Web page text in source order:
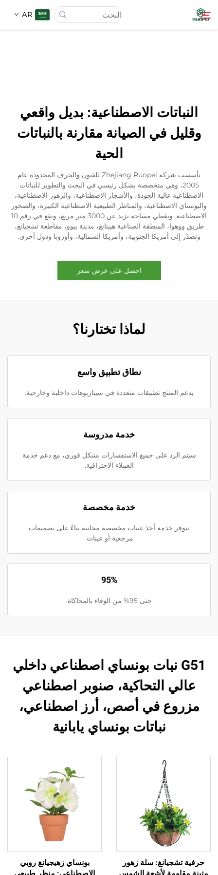
AR
تنزيل
الاتصال
النباتات الاصطناعية: بديل واقعي
وقليل في الصيانة مقارنة بالنباتات
الحية
تأسست شركة Zhejiang Ruopei للفنون والحرف المحدودة عام
2005، وهي متخصصة بشكل رئيسي في البحث والتطوير للنباتات
الاصطناعية عالية الجودة، والأشجار الاصطناعية، والزهور الاصطناعية،
والبونساي الاصطناعية، والمناظر الطبيعية الاصطناعية الكبيرة، والصخور
الاصطناعية. وتغطي مساحة تزيد عن 3000 متر مربع، وتقع في رقم 10
طريق ووهوا، المنطقة الصناعية هييتانغ، مدينة ييوو، مقاطعة تشجيانغ،
وتصدّر إلى أمريكا الجنوبية، وأمريكا الشمالية، وأوروبا ودول أخرى.
احصل على عرض سعر
لماذا تختارنا؟
نطاق تطبيق واسع
يدعم المنتج تطبيقات متعددة في سيناريوهات داخلية وخارجية.
خدمة مدروسة
سيتم الرد على جميع الاستفسارات بشكل فوري، مع دعم خدمة
العملاء الاحترافية.
خدمة مخصصة
تتوفر خدمة أخذ عينات مخصصة مجانية بناءً على تصميمات
مرجعية أو عينات.
95%
حتى 95% من الوفاء بالمحاكاة.
G51 نبات بونساي اصطناعي داخلي
عالي التحاكية، صنوبر اصطناعي
مزروع في أصص، أرز اصطناعي،
نباتات بونساي يابانية
حرفية تشجيانغ: سلة زهور
بونساي زهيجيانغ روبي